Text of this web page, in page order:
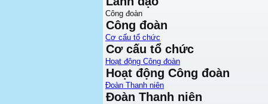
Công đoàn
Công đoàn
Cơ cấu tổ chức
Cơ cấu tổ chức
Hoạt động Công đoàn
Hoạt động Công đoàn
Đoàn Thanh niên
Đoàn Thanh niên